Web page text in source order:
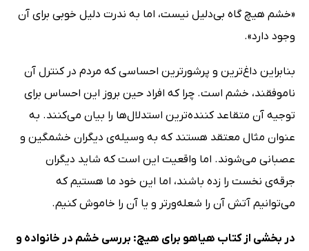
«خشم هیچ گاه بی‌دلیل نیست، اما به ندرت دلیل خوبی برای آن
وجود دارد».
بنابراین داغ‌ترین و پرشورترین احساسی که مردم در کنترل آن
ناموفقند، خشم است. چرا که افراد حین بروز این احساس برای
توجیه آن متقاعد کننده‌ترین استدلال‌ها را بیان می‌کنند. به
عنوان مثال معتقد هستند که به وسیله‌ی دیگران خشمگین و
عصبانی می‌شوند. اما واقعیت این است که شاید دیگران
جرقه‌ی نخست را زده باشند، اما این خود ما هستیم که
می‌توانیم آتش آن را شعله‌ور‌تر و یا آن را خاموش کنیم.
در بخشی از کتاب هیاهو برای هیچ: بررسی خشم در خانواده و